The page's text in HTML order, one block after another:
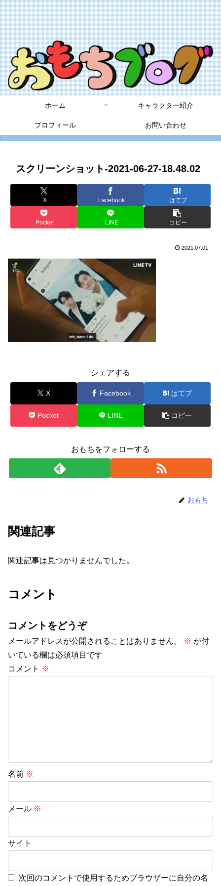
ホーム キャラクター紹介
プロフィール お問い合わせ
スクリーンショット-2021-06-27-18.48.02
X Facebook はてブ
Pocket LINE コピー
2021.07.01
シェアする
X Facebook はてブ
Pocket LINE コピー
おもちをフォローする
おもち
関連記事
関連記事は見つかりませんでした。
コメント
コメントをどうぞ
メールアドレスが公開されることはありません。 ※ が付
いている欄は必須項目です
コメント ※
名前 ※
メール ※
サイト
次回のコメントで使用するためブラウザーに自分の名